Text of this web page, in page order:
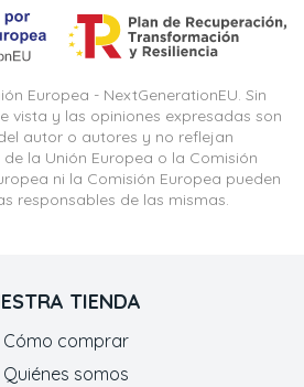
Europea - NextGenerationEU. Sin
vista y las opiniones expresadas son
autor o autores y no reflejan
la Unión Europea o la Comisión
ni la Comisión Europea pueden
responsables de las mismas.
TIENDA
Cómo comprar
Quiénes somos